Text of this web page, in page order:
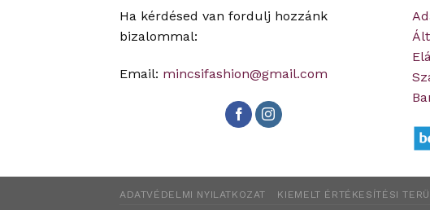
Ha kérdésed van fordulj hozzánk
bizalommal:
Email: mincsifashion@gmail.com
ADATVÉDELMI NYILATKOZAT KIEMELT ÉRTÉKESÍTÉSI